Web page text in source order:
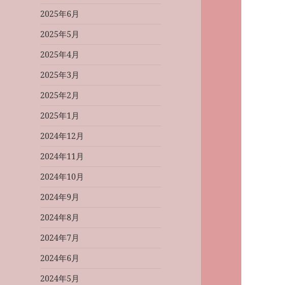
2025年6月
2025年5月
2025年4月
2025年3月
2025年2月
2025年1月
2024年12月
2024年11月
2024年10月
2024年9月
2024年8月
2024年7月
2024年6月
2024年5月